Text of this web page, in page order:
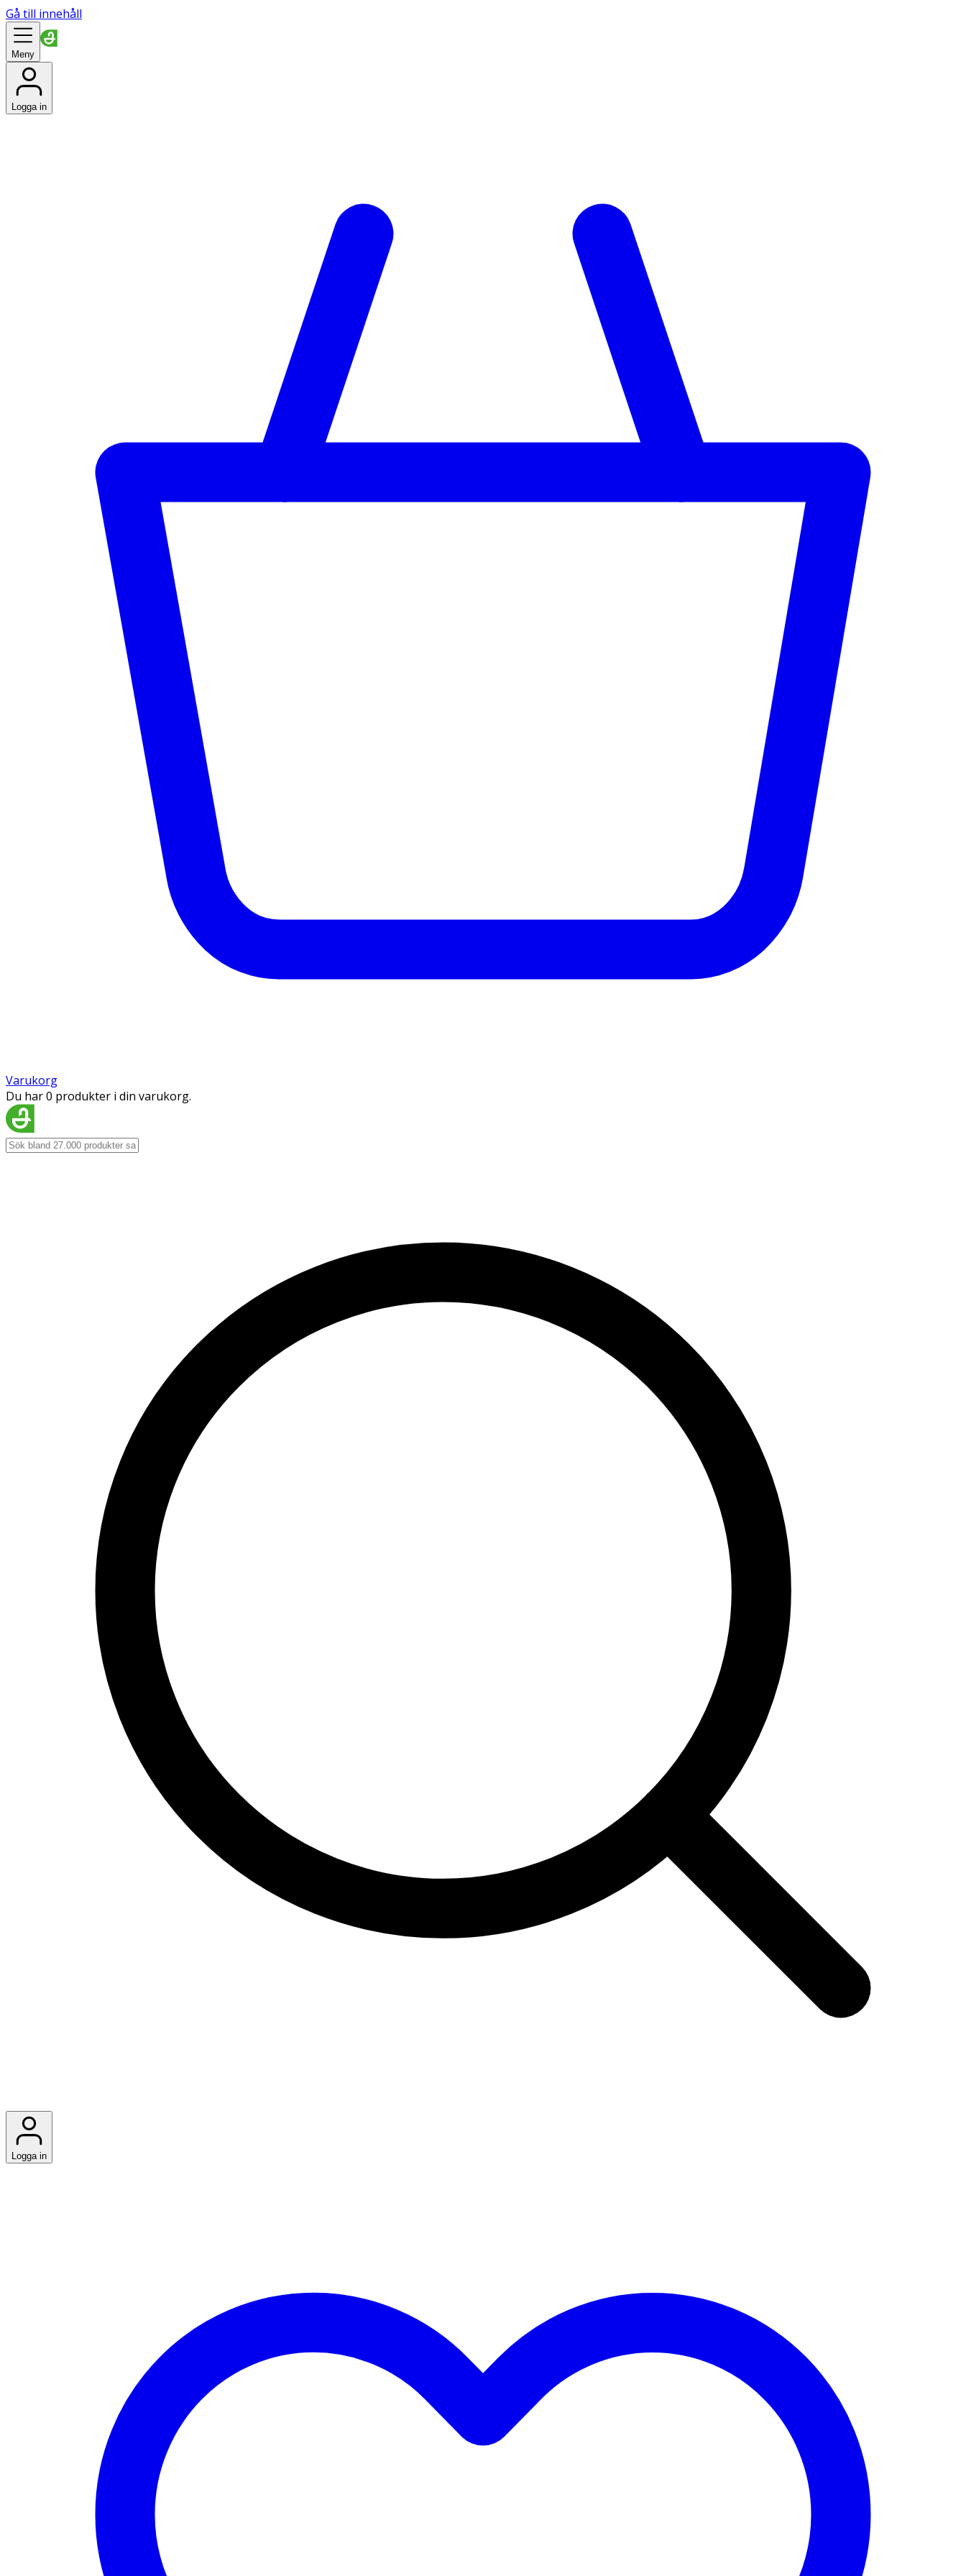
Gå till innehåll
Meny
Logga in
Varukorg
Du har 0 produkter i din varukorg.
Logga in